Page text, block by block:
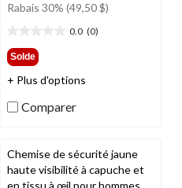
Rabais 30% (49,50 $)
0.0 (0)
étoile(s)
sur
5.
Solde
+ Plus d'options
Comparer
Chemise de sécurité jaune
haute visibilité à capuche et
en tissu à œil pour hommes,